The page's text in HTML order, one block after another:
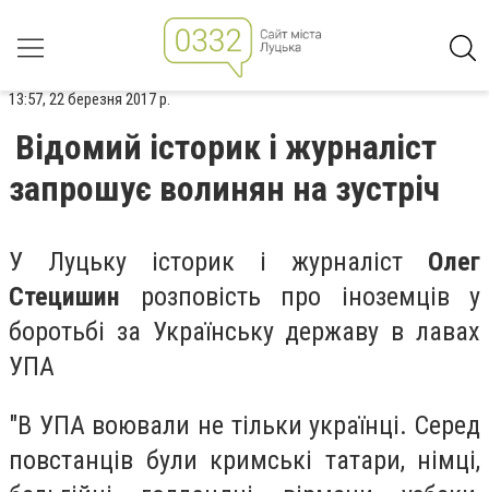
13:57, 22 березня 2017 р.
Відомий історик і журналіст
запрошує волинян на зустріч
У Луцьку історик і журналіст Олег
Стецишин розповість про іноземців у
боротьбі за Українську державу в лавах
УПА
"В УПА воювали не тільки українці. Серед
повстанців були кримські татари, німці,